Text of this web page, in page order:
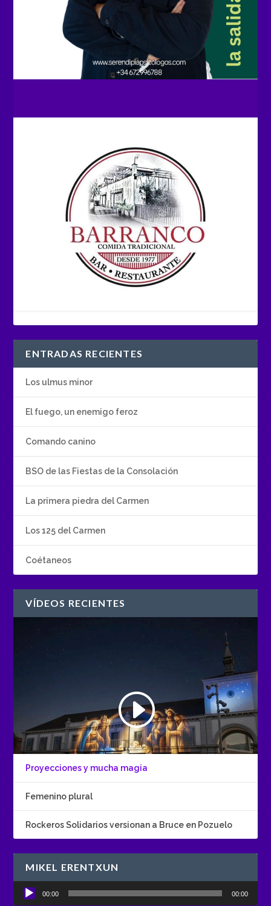
ENTRADAS RECIENTES
Los ulmus minor
El fuego, un enemigo feroz
Comando canino
BSO de las Fiestas de la Consolación
La primera piedra del Carmen
Los 125 del Carmen
Coétaneos
VÍDEOS RECIENTES
Proyecciones y mucha magia
Femenino plural
Rockeros Solidarios versionan a Bruce en Pozuelo
MIKEL ERENTXUN
Reproductor
de
00:00 00:00